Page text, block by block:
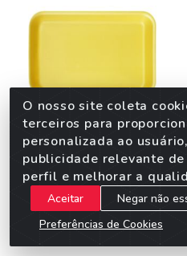
M 03 RET 21,1X14,1X2
AMARELA 400UN
Código: 35954
O nosso site coleta
terceiros para
personalizada ao
publicidade relevante de
perfil e melhorar a
Aceitar
Negar não
Preferências de Cookies